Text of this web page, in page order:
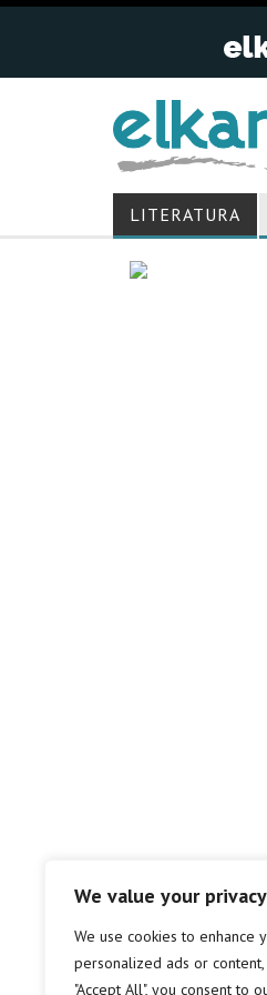
We value your privacy
We use cookies to enhance
personalized ads or
"Accept All", you consent to
LITERATURA